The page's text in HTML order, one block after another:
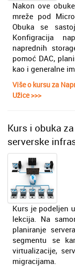
Nakon ove
mreže pod
Obuka se
Konfigracija
naprednih
pomoć DAC,
kao i generalne
Više o kursu za
Užice >>>
Kurs i obuka
serverske
Kurs je podeljen
lekcija. Na
planiranje
segmentu se
virtualizacije,
migracijama.